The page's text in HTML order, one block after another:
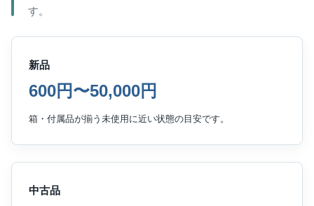
す。
新品
600円〜50,000円
箱・付属品が揃う未使用に近い状態の目安です。
中古品